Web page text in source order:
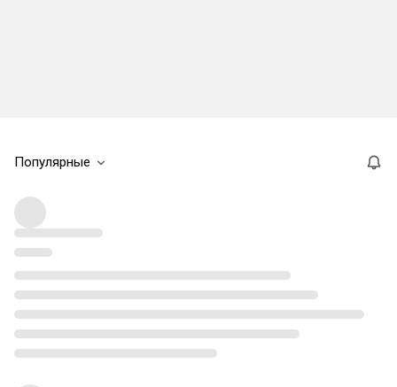
Популярные